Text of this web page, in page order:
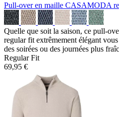
Pull-over en maille CASAMODA
Quelle que soit la saison, ce pull-
regular fit extrêmement élégant
des soirées ou des journées plus
Regular Fit
69,95 €